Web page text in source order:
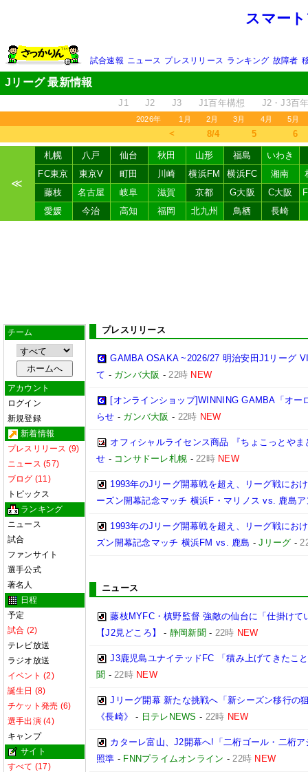
スマー
試合速報 ニュース プレスリリース ランキング 故障者
Jリーグ 最新情報
J1 J2 J3 J1百年構想 J2・J3百
2026年 1月 2月 3月 4月 5月
＜ 8/4 5 6
≪
札幌 八戸 仙台 秋田 山形 福島
いわき
FC東京
東京V 町田 川崎 横浜FM 横浜FC 湘南
藤枝
名古屋 岐阜 滋賀 京都 G大阪 C大阪
愛媛
今治 高知 福岡 北九州 鳥栖 長崎
チーム
アカウント
ログイン
新規登録
新着情報
プレスリリース (9)
ニュース (57)
ブログ (11)
トピックス
ランキング
ニュース
試合
ファンサイト
選手公式
著名人
日程
予定
試合 (2)
テレビ放送
ラジオ放送
イベント (2)
誕生日 (8)
チケット発売 (6)
選手出演 (4)
キャンプ
サイト
すべて (17)
プレスリリース
GAMBA OSAKA ~2026/27 明治安田J1リーグ
て - ガンバ大阪 -22時 NEW
[オンラインショップ]WINNING GAMBA「オ
らせ - ガンバ大阪 - 22時 NEW
オフィシャルライセンス商品 『ちょこっとや
せ - コンサドーレ札幌 -22時 NEW
1993年のJリーグ開幕戦を超え、リーグ戦にお
ーズン開幕記念マッチ 横浜F・マリノス vs. 鹿島
1993年のJリーグ開幕戦を超え、リーグ戦にお
ズン開幕記念マッチ 横浜FM vs. 鹿島 -Jリーグ -
ニュース
藤枝MYFC・槙野監督 強敵の仙台に「仕掛け
【J2見どころ】
- 静岡新聞 - 22時 NEW
J3鹿児島ユナイテッドFC 「積み上げてきたこ
聞 -22時 NEW
Jリーグ開幕 新たな挑戦へ「新シーズン移行の
《長崎》
- 日テレNEWS - 22時 NEW
カターレ富山、J2開幕へ!「二桁ゴール・二桁
照準 - FNNプライムオンライン -22時 NEW